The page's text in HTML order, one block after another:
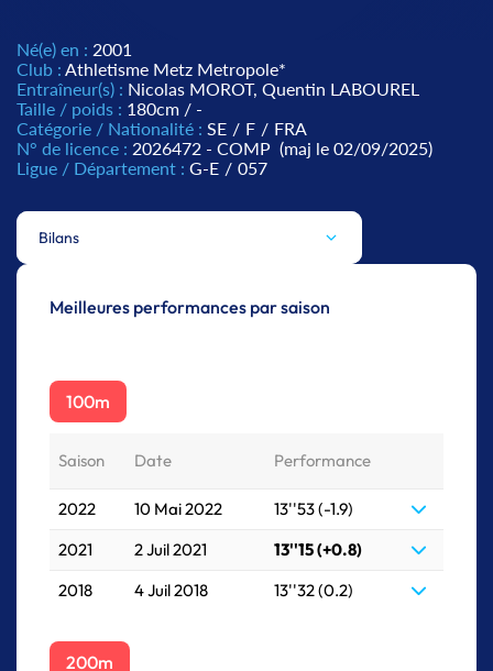
Né(e) en : 2001
Club : Athletisme Metz Metropole*
Entraîneur(s) : Nicolas MOROT, Quentin LABOUREL
Taille / poids : 180cm / -
Catégorie / Nationalité : SE / F / FRA
N° de licence : 2026472 - COMP (maj le 02/09/2025)
Ligue / Département : G-E / 057
Bilans
Meilleures performances par saison
100m
Saison Date Performance
2022 10 Mai 2022
13''53 (-1.9)
2021
2 Juil 2021
13''15 (+0.8)
2018
4 Juil 2018 13''32 (0.2)
200m